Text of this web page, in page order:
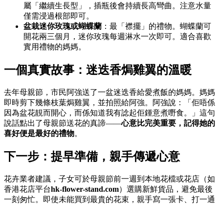
屬「繼續生長型」，插瓶後會持續長高彎曲。注意水量
僅需浸過根部即可。
盆栽迷你玫瑰或蝴蝶蘭 ：最「襟擺」的禮物。蝴蝶蘭可
開花兩三個月，迷你玫瑰每週淋水一次即可。適合喜歡
實用禮物的媽媽。
一個真實故事：迷迭香焗雞翼的溫暖
去年母親節，市民阿強送了一盆迷迭香給愛煮飯的媽媽。媽媽
即時剪下幾條枝葉焗雞翼，並拍照給阿強。阿強說：「佢唔係
因為盆花靚而開心，而係知道我有諗起佢鍾意煮嘢食。」這句
說話點出了母親節送花的真諦——心意比完美重要，記得她的
喜好便是最好的禮物。
下一步：提早準備，親手傳遞心意
花卉業者建議，子女可於母親節前一週到本地花檔或花店（如
香港花店平台hk-flower-stand.com）選購新鮮貨品，避免最後
一刻匆忙。即使未能買到最貴的花束，親手寫一張卡、打一通